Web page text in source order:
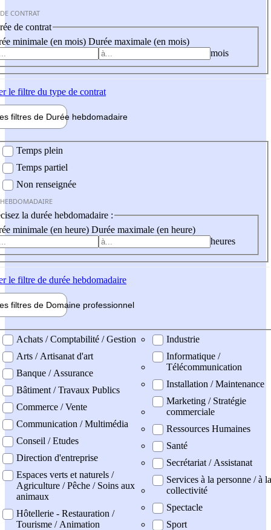
CONTRAT
de contrat
minimale (en mois) Durée maximale (en mois)
mois
le filtre du type de contrat
filtres de Durée hebdomadaire
Temps plein
Temps partiel
Non renseignée
la durée hebdomadaire :
minimale (en heure) Durée maximale (en heure)
heures
le filtre de durée hebdomadaire
filtres de Domaine professionnel
professionel
Achats / Comptabilité / Gestion
Arts / Artisanat d'art
Banque / Assurance
Bâtiment / Travaux Publics
Commerce / Vente
Communication / Multimédia
Conseil / Etudes
Direction d'entreprise
Espaces verts et naturels /
Agriculture / Pêche / Soins aux
animaux
Hôtellerie - Restauration /
Tourisme / Animation
Industrie
Informatique /
Télécommunication
Installation / Maintenance
Marketing / Stratégie
commerciale
Ressources Humaines
Santé
Secrétariat / Assistanat
Services à la personne / à la
collectivité
Spectacle
Sport